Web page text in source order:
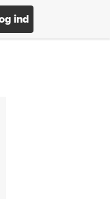
ind